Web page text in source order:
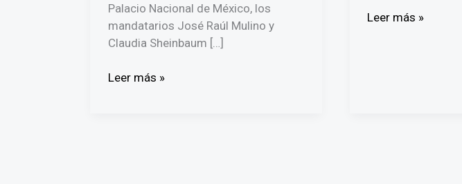
Palacio Nacional de México, los
mandatarios José Raúl Mulino y
Claudia Sheinbaum […]
Panamá
Leer más »
El
Leer más »